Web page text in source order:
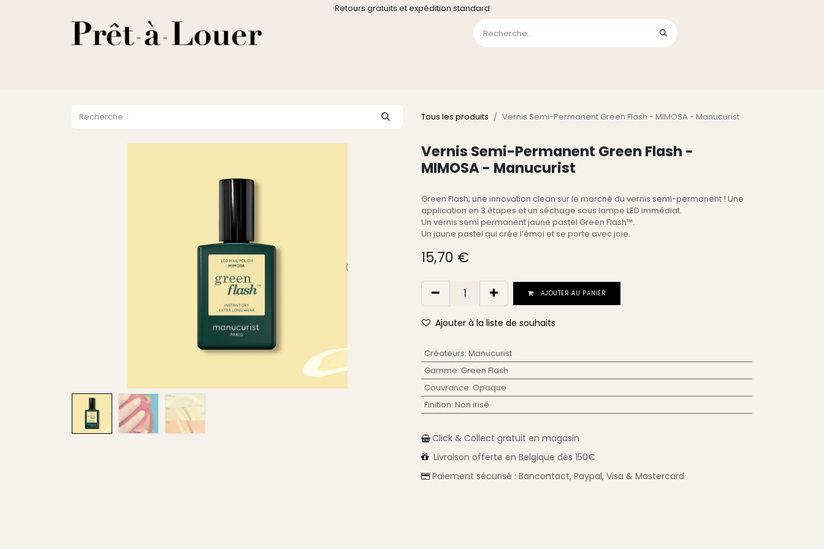
Retours gratuits et expédition standard
Tous les produits Vernis Semi-Permanent Green Flash - MIMOSA - Manucurist
Vernis Semi-Permanent Green Flash -
MIMOSA - Manucurist
Green Flash, une innovation clean sur le marché du vernis semi-permanent ! Une
application en 3 étapes et un séchage sous lampe LED immédiat.
Un vernis semi permanent jaune pastel Green Flash™.
Un jaune pastel qui crée l’émoi et se porte avec joie.
15,70 €
AJOUTER AU PANIER
Ajouter à la liste de souhaits
Créateurs: Manucurist
Gamme: Green Flash
Couvrance: Opaque
Finition: Non irisé
Click & Collect gratuit en magasin
Livraison offerte en Belgique dès 150€
Paiement sécurisé : Bancontact, Paypal, Visa & Mastercard